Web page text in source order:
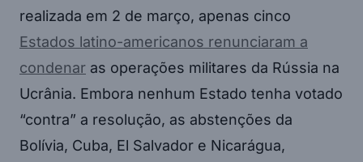
realizada em 2 de março, apenas cinco
Estados latino-americanos renunciaram a
condenar as operações militares da Rússia na
Ucrânia. Embora nenhum Estado tenha votado
“contra” a resolução, as abstenções da
Bolívia, Cuba, El Salvador e Nicarágua,